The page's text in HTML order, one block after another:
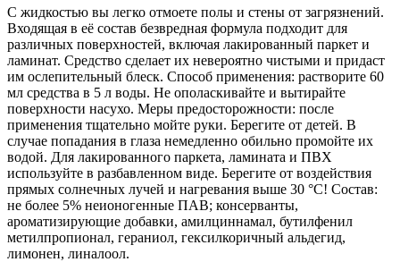
С жидкостью вы легко отмоете полы и стены от загрязнений.
Входящая в её состав безвредная формула подходит для
различных поверхностей, включая лакированный паркет и
ламинат. Средство сделает их невероятно чистыми и придаст
им ослепительный блеск. Способ применения: растворите 60
мл средства в 5 л воды. Не ополаскивайте и вытирайте
поверхности насухо. Меры предосторожности: после
применения тщательно мойте руки. Берегите от детей. В
случае попадания в глаза немедленно обильно промойте их
водой. Для лакированного паркета, ламината и ПВХ
используйте в разбавленном виде. Берегите от воздействия
прямых солнечных лучей и нагревания выше 30 °С! Состав:
не более 5% неионогенные ПАВ; консерванты,
ароматизирующие добавки, амилциннамал, бутилфенил
метилпропионал, гераниол, гексилкоричный альдегид,
лимонен, линалоол.